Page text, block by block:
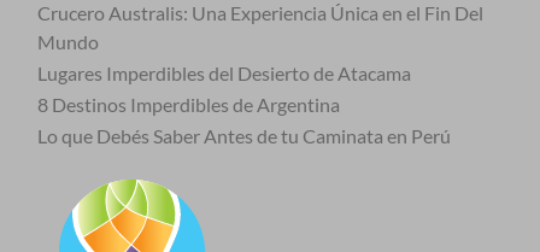
Crucero Australis: Una Experiencia Única en el Fin Del
Mundo
Lugares Imperdibles del Desierto de Atacama
8 Destinos Imperdibles de Argentina
Lo que Debés Saber Antes de tu Caminata en Perú